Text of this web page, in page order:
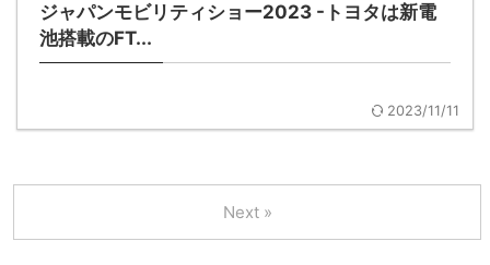
ジャパンモビリティショー2023 -トヨタは新電
池搭載のFT...
2023/11/11
Next »